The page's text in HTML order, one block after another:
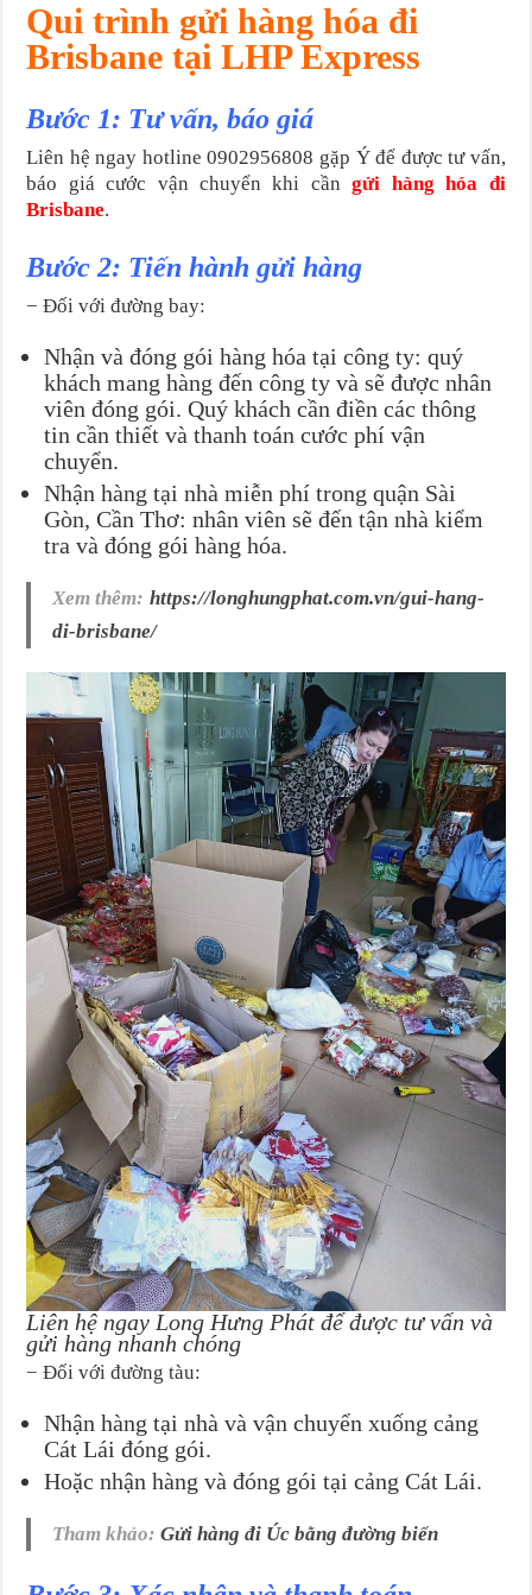
Qui trình gửi hàng hóa đi
Brisbane tại LHP Express
Bước 1: Tư vấn, báo giá
Liên hệ ngay hotline 0902956808 gặp Ý để được tư vấn,
báo giá cước vận chuyển khi cần gửi hàng hóa đi
Brisbane.
Bước 2: Tiến hành gửi hàng
− Đối với đường bay:
Nhận và đóng gói hàng hóa tại công ty: quý
khách mang hàng đến công ty và sẽ được nhân
viên đóng gói. Quý khách cần điền các thông
tin cần thiết và thanh toán cước phí vận
chuyển.
Nhận hàng tại nhà miễn phí trong quận Sài
Gòn, Cần Thơ: nhân viên sẽ đến tận nhà kiểm
tra và đóng gói hàng hóa.
Xem thêm: https://longhungphat.com.vn/gui-hang-
di-brisbane/
Liên hệ ngay Long Hưng Phát để được tư vấn và
gửi hàng nhanh chóng
− Đối với đường tàu:
Nhận hàng tại nhà và vận chuyển xuống cảng
Cát Lái đóng gói.
Hoặc nhận hàng và đóng gói tại cảng Cát Lái.
Tham khảo:Gửi hàng đi Úc bằng đường biển